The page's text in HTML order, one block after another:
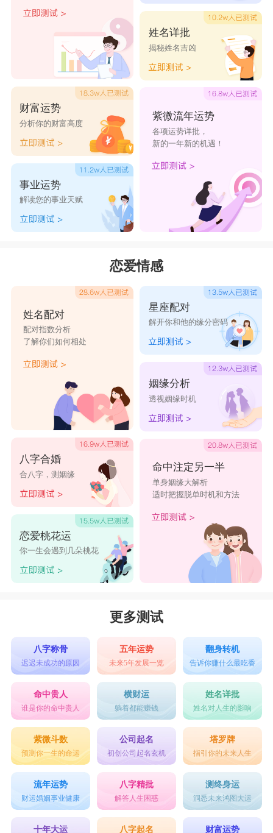
财富运势
分析你的财富高度
事业运势
解读您的事业天赋
姓名详批
揭秘姓名吉凶
紫微流年运势
各项运势详批，
新的一年新的机遇！
恋爱情感
姓名配对
配对指数分析
了解你们如何相处
八字合婚
合八字，测姻缘
恋爱桃花运
你一生会遇到几朵桃花
星座配对
解开你和他的缘分密码
姻缘分析
透视姻缘时机
命中注定另一半
单身姻缘大解析
适时把握脱单时机和方法
更多测试
八字称骨
迟迟未成功的原因
五年运势
未来5年发展一览
翻身转机
告诉你赚什么最吃香
命中贵人
谁是你的命中贵人
横财运
躺着都能赚钱
姓名详批
姓名对人生的影响
紫微斗数
预测你一生的命运
公司起名
初创公司起名玄机
塔罗牌
指引你的未来人生
流年运势
财运婚姻事业健康
八字精批
解答人生困惑
测终身运
洞悉未来鸿图大运
十年大运 八字起名 财富运势